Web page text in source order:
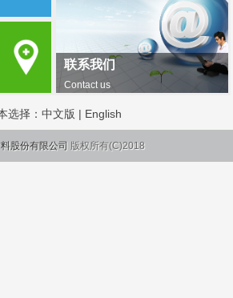
联系我们
Contact us
选择： 中文版 | English
股份有限公司 版权所有(C)2018